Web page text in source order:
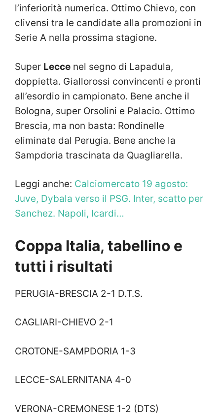
l’inferiorità numerica. Ottimo Chievo, con
clivensi tra le candidate alla promozioni in
Serie A nella prossima stagione.
Super Lecce nel segno di Lapadula,
doppietta. Giallorossi convincenti e pronti
all’esordio in campionato. Bene anche il
Bologna, super Orsolini e Palacio. Ottimo
Brescia, ma non basta: Rondinelle
eliminate dal Perugia. Bene anche la
Sampdoria trascinata da Quagliarella.
Leggi anche: Calciomercato 19 agosto:
Juve, Dybala verso il PSG. Inter, scatto per
Sanchez. Napoli, Icardi…
Coppa Italia, tabellino e
tutti i risultati
PERUGIA-BRESCIA 2-1 D.T.S.
CAGLIARI-CHIEVO 2-1
CROTONE-SAMPDORIA 1-3
LECCE-SALERNITANA 4-0
VERONA-CREMONESE 1-2 (DTS)